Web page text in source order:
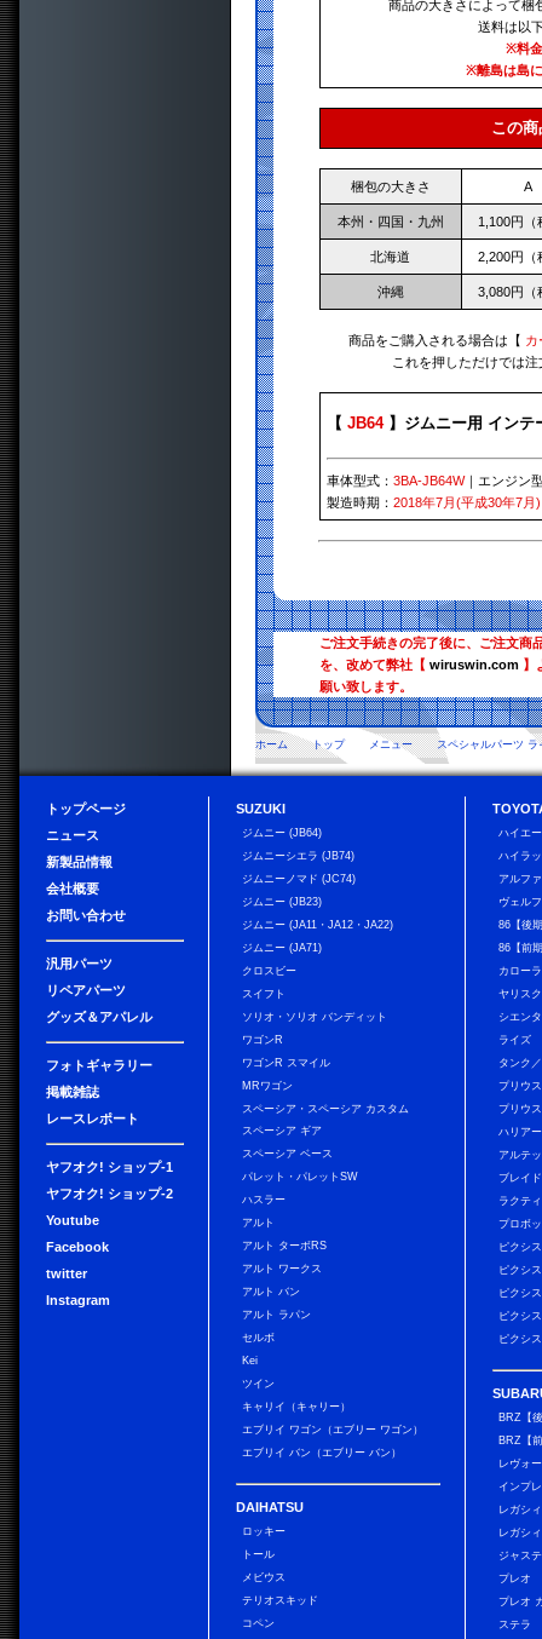
商品の大きさによって梱
送料は以
※料
※離島は島
この
梱包の大きさ A
本州・四国・九州 1,100円（
北海道 2,200円（
沖縄 3,080円（
商品をご購入される場合は【 カ
これを押しただけでは
【 JB64】ジムニー用 インテ
車体型式： 3BA-JB64W｜エンジン
製造時期： 2018年7月(平成30年7月)
ご注文手続きの完了後に、ご注文商
を、改めて弊社【 wiruswin.com】
願い致します。
ホーム トップ メニュー スペシャルパーツ ラ
トップページ
ニュース
新製品情報
会社概要
お問い合わせ
汎用パーツ
リペアパーツ
グッズ＆アパレル
フォトギャラリー
掲載雑誌
レースレポート
ヤフオク! ショップ-1
ヤフオク! ショップ-2
Youtube
Facebook
twitter
Instagram
SUZUKI
ジムニー (JB64)
ジムニーシエラ (JB74)
ジムニーノマド (JC74)
ジムニー (JB23)
ジムニー (JA11・JA12・JA22)
ジムニー (JA71)
クロスビー
スイフト
ソリオ・ソリオ バンディット
ワゴンR
ワゴンR スマイル
MRワゴン
スペーシア・スペーシア カスタム
スペーシア ギア
スペーシア ベース
パレット・パレットSW
ハスラー
アルト
アルト ターボRS
アルト ワークス
アルト バン
アルト ラパン
セルボ
Kei
ツイン
キャリイ（キャリー）
エブリイ ワゴン（エブリー ワゴン）
エブリイ バン（エブリー バン）
DAIHATSU
ロッキー
トール
メビウス
テリオスキッド
コペン
ハイエ
ハイラ
アルフ
ヴェル
86【後
86【前
カロー
ヤリス
シエンタ
ライズ
タンク
プリウス
プリウ
ハリアー
アルテ
ブレイド
ラクテ
プロボ
ピクシ
ピクシ
ピクシ
ピクシ
ピクシ
BRZ【
BRZ【
レヴォ
インプ
レガシ
レガシ
ジャス
プレオ
プレオ
ステラ